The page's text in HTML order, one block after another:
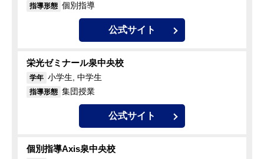
指導形態 個別指導
公式サイト
栄光ゼミナール泉中央校
学年 小学生, 中学生
指導形態 集団授業
公式サイト
個別指導Axis泉中央校